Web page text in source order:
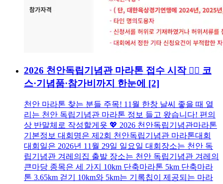
2026 천안독립기념관 마라톤 접수 시작 🏃‍♂️ 코
스·기념품·참가비까지 한눈에 [2]
천안 마라톤 찾는 분들 주목! 11월 한창 날씨 좋을 때 열
리는 천안 독립기념관 마라톤 정보 들고 왔습니다! 편의
상 반말체로 작성할게욧 💖 2026 천안독립기념관마라톤
기본정보 대회명은 제2회 천안독립기념관 마라톤대회
대회일은 2026년 11월 29일 일요일 대회장소는 천안 독
립기념관 겨레의집 출발 장소는 천안 독립기념관 겨레의
큰마당 종목은 세 가지 10km 단축마라톤 5km 단축마라
톤 3.65km 걷기 10km와 5km는 기록칩이 제공되는 마라